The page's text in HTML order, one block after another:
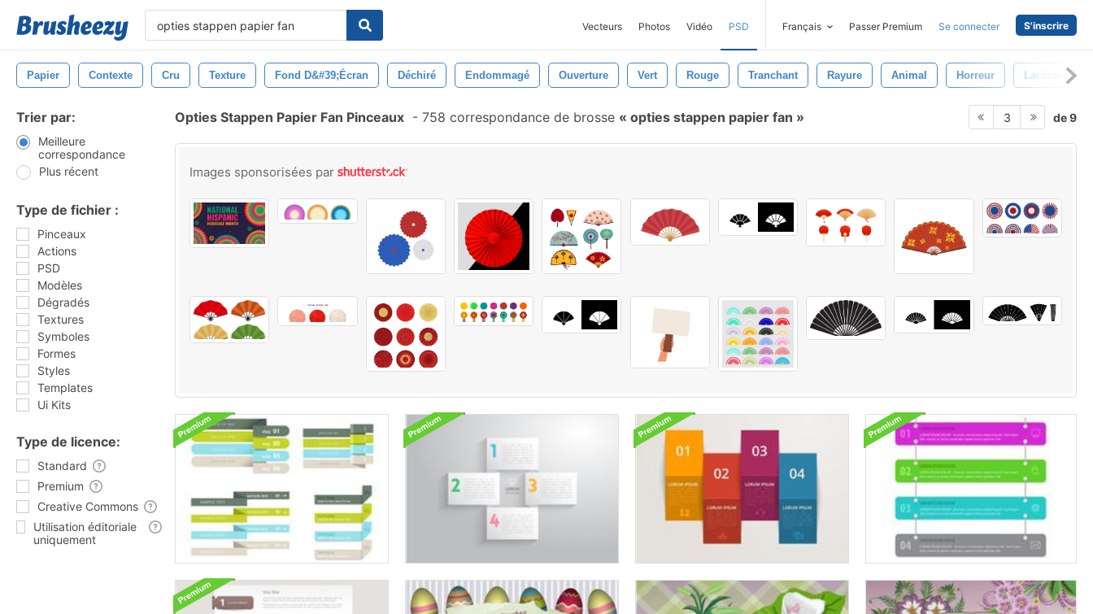
Vecteurs Photos Vidéo PSD Français Passer Premium Se connecter S'inscrire
Papier Contexte Cru Texture Fond D&#39;écran Déchiré Endommagé Ouverture Vert Rouge Tranchant Rayure Animal Horreur Lacération
Trier par:
Meilleure
correspondance
Plus récent
Type de fichier :
Pinceaux
Actions
PSD
Modèles
Dégradés
Textures
Symboles
Formes
Styles
Templates
Ui Kits
Type de licence:
Standard
Premium
Creative Commons
Utilisation éditoriale
uniquement
Opties Stappen Papier Fan Pinceaux - 758 correspondance de brosse opties stappen papier fan 3 de 9
Images sponsorisées par